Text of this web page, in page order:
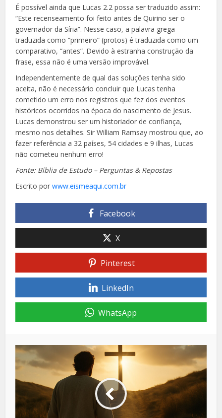
É possível ainda que Lucas 2.2 possa ser traduzido assim:
“Este recenseamento foi feito antes de Quirino ser o
governador da Síria”. Nesse caso, a palavra grega
traduzida como “primeiro” (protos) é traduzida como um
comparativo, “antes”. Devido à estranha construção da
frase, essa não é uma versão improvável.
Independentemente de qual das soluções tenha sido
aceita, não é necessário concluir que Lucas tenha
cometido um erro nos registros que fez dos eventos
históricos ocorridos na época do nascimento de Jesus.
Lucas demonstrou ser um historiador de confiança,
mesmo nos detalhes. Sir William Ramsay mostrou que, ao
fazer referência a 32 países, 54 cidades e 9 ilhas, Lucas
não cometeu nenhum erro!
Fonte: Bíblia de Estudo – Perguntas & Repostas
Escrito porwww.eismeaqui.com.br
Facebook
X
Pinterest
LinkedIn
WhatsApp